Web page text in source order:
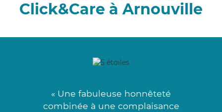
Click&Care à Arnouville
« Une fabuleuse honnêteté
combinée à une complaisance